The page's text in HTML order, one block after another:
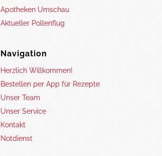
Apotheken Umschau
Aktueller Pollenflug
Navigation
Herzlich Willkommen!
Bestellen per App für Rezepte
Unser Team
Unser Service
Kontakt
Notdienst